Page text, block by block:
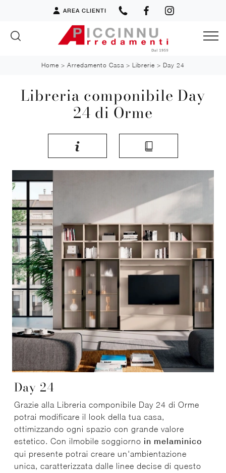
AREA CLIENTI
Home > Arredamento Casa > Librerie > Day 24
Libreria componibile Day
24 di Orme
Day 24
Grazie alla Libreria componibile Day 24 di Orme
potrai modificare il look della tua casa,
ottimizzando ogni spazio con grande valore
estetico. Con ilmobile soggiorno in melaminico
qui presente potrai creare un'ambientazione
unica, caratterizzata dalle linee decise di questo